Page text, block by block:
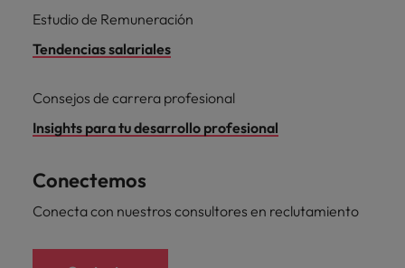
Estudio de Remuneración
Tendencias salariales
Consejos de carrera profesional
Insights para tu desarrollo profesional
Conectemos
Conecta con nuestros consultores en reclutamiento